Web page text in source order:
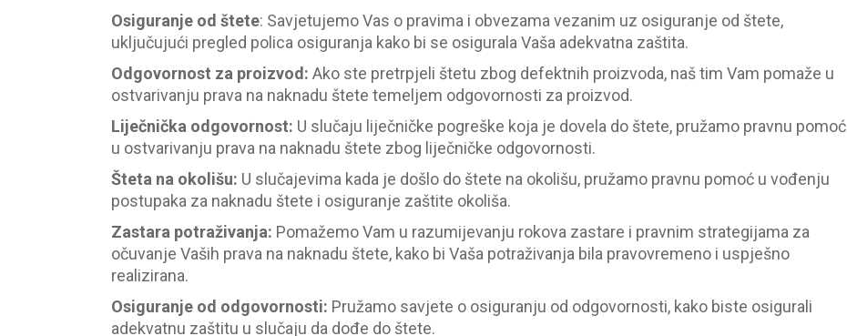
Osiguranje od štete: Savjetujemo Vas o pravima i obvezama vezanim uz osiguranje od štete,
uključujući pregled polica osiguranja kako bi se osigurala Vaša adekvatna zaštita.
Odgovornost za proizvod : Ako ste pretrpjeli štetu zbog defektnih proizvoda, naš tim Vam pomaže u
ostvarivanju prava na naknadu štete temeljem odgovornosti za proizvod.
Liječnička odgovornost: U slučaju liječničke pogreške koja je dovela do štete, pružamo pravnu pomoć
u ostvarivanju prava na naknadu štete zbog liječničke odgovornosti.
Šteta na okolišu: U slučajevima kada je došlo do štete na okolišu, pružamo pravnu pomoć u vođenju
postupaka za naknadu štete i osiguranje zaštite okoliša.
Zastara potraživanja: Pomažemo Vam u razumijevanju rokova zastare i pravnim strategijama za
očuvanje Vaših prava na naknadu štete, kako bi Vaša potraživanja bila pravovremeno i uspješno
realizirana.
Osiguranje od odgovornosti: Pružamo savjete o osiguranju od odgovornosti, kako biste osigurali
adekvatnu zaštitu u slučaju da dođe do štete.